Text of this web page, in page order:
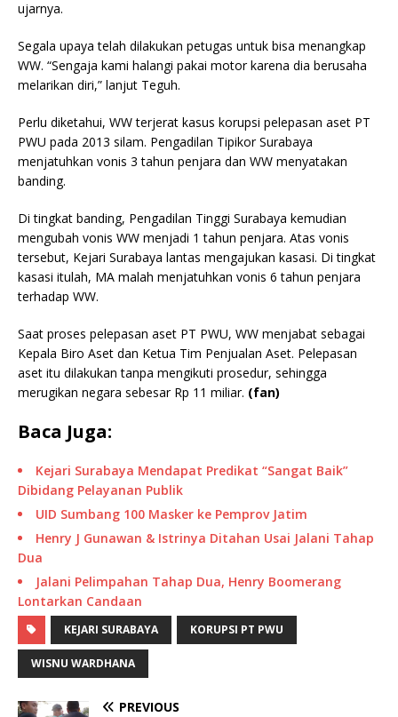
ujarnya.
Segala upaya telah dilakukan petugas untuk bisa menangkap
WW. “Sengaja kami halangi pakai motor karena dia berusaha
melarikan diri,” lanjut Teguh.
Perlu diketahui, WW terjerat kasus korupsi pelepasan aset PT
PWU pada 2013 silam. Pengadilan Tipikor Surabaya
menjatuhkan vonis 3 tahun penjara dan WW menyatakan
banding.
Di tingkat banding, Pengadilan Tinggi Surabaya kemudian
mengubah vonis WW menjadi 1 tahun penjara. Atas vonis
tersebut, Kejari Surabaya lantas mengajukan kasasi. Di tingkat
kasasi itulah, MA malah menjatuhkan vonis 6 tahun penjara
terhadap WW.
Saat proses pelepasan aset PT PWU, WW menjabat sebagai
Kepala Biro Aset dan Ketua Tim Penjualan Aset. Pelepasan
aset itu dilakukan tanpa mengikuti prosedur, sehingga
merugikan negara sebesar Rp 11 miliar. (fan)
Baca Juga:
Kejari Surabaya Mendapat Predikat “Sangat Baik”
Dibidang Pelayanan Publik
UID Sumbang 100 Masker ke Pemprov Jatim
Henry J Gunawan & Istrinya Ditahan Usai Jalani Tahap
Dua
Jalani Pelimpahan Tahap Dua, Henry Boomerang
Lontarkan Candaan
KEJARI SURABAYA KORUPSI PT PWU
WISNU WARDHANA
PREVIOUS